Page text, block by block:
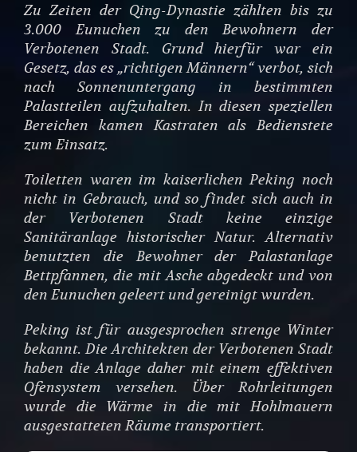
Zu Zeiten der Qing-Dynastie zählten bis zu
3.000 Eunuchen zu den Bewohnern der
Verbotenen Stadt. Grund hierfür war ein
Gesetz, das es „richtigen Männern“ verbot, sich
nach Sonnenuntergang in bestimmten
Palastteilen aufzuhalten. In diesen speziellen
Bereichen kamen Kastraten als Bedienstete
zum Einsatz.
Toiletten waren im kaiserlichen Peking noch
nicht in Gebrauch, und so findet sich auch in
der Verbotenen Stadt keine einzige
Sanitäranlage historischer Natur. Alternativ
benutzten die Bewohner der Palastanlage
Bettpfannen, die mit Asche abgedeckt und von
den Eunuchen geleert und gereinigt wurden.
Peking ist für ausgesprochen strenge Winter
bekannt. Die Architekten der Verbotenen Stadt
haben die Anlage daher mit einem effektiven
Ofensystem versehen. Über Rohrleitungen
wurde die Wärme in die mit Hohlmauern
ausgestatteten Räume transportiert.